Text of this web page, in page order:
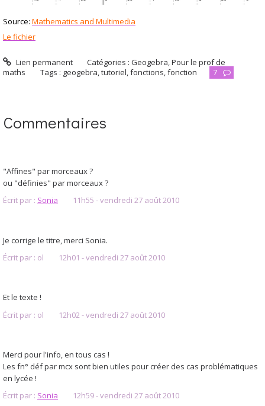
Source: Mathematics and Multimedia
Le fichier
Lien permanent Catégories :Geogebra,Pour le prof de
maths
Tags : geogebra,tutoriel,fonctions,fonction 7
Commentaires
"Affines" par morceaux ?
ou "définies" par morceaux ?
Écrit par : Sonia 11h55 -vendredi 27 août 2010
Je corrige le titre, merci Sonia.
Écrit par : ol 12h01 -vendredi 27 août 2010
Et le texte !
Écrit par : ol 12h02 -vendredi 27 août 2010
Merci pour l'info, en tous cas !
Les fn° déf par mcx sont bien utiles pour créer des cas problématiques
en lycée !
Écrit par : Sonia 12h59-vendredi 27 août 2010